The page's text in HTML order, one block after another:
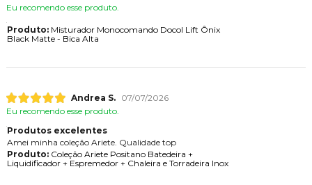
Eu recomendo esse produto.
Produto:Misturador Monocomando Docol Lift Ônix
Black Matte - Bica Alta
Andrea S.
07/07/2026
Eu recomendo esse produto.
Produtos excelentes
Amei minha coleção Ariete. Qualidade top
Produto:Coleção Ariete Positano Batedeira +
Liquidificador + Espremedor + Chaleira e Torradeira Inox